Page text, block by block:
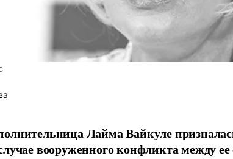
Лайма Вайкуле
вооруженного конфликта между ее